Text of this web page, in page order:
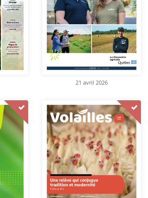
21 avril 2026